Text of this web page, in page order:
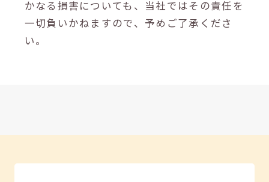
かなる損害についても、当社ではその責任を
一切負いかねますので、予めご了承くださ
い。